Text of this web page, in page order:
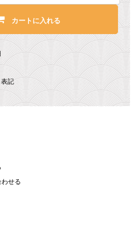
カートに入れる
記
せる